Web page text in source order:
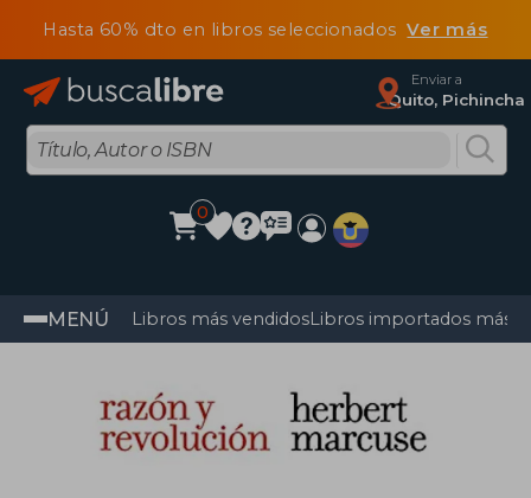
Hasta 60% dto en libros seleccionadosVer más
Enviar a
Quito, Pichincha
0
MENÚ Libros más vendidosLibros importados más